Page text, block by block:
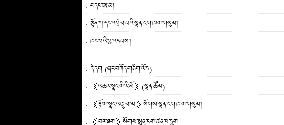
ང་དང་ཨ་མ།
སྟོན་ཀ་དང་འབྲེལ་བའི་སྙན་ངག་ཁག་གསུམ།
ཁང་པའི་བྱ་འདབས།
དེ་དག (ཞར་བཀོད་གཅིག་ཡོད)
《འཆར་སྣང་གི་རི་མོ》(སྙན་ཚོམ)
《རྟོག་སྣང་འཁྲུལ་མ》སོགས་སྙན་ངག་ཁག་གསུམ།
《བར་ཐག》སོགས་སྙན་ངག་ཚན་པ་དྲུག